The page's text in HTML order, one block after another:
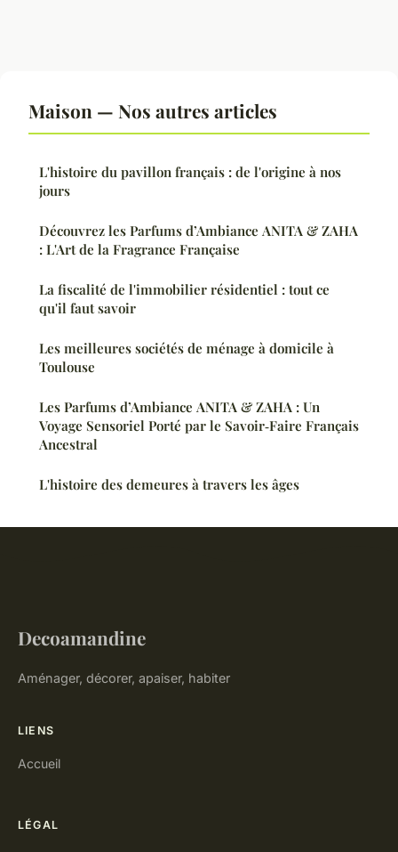
Maison — Nos autres articles
L'histoire du pavillon français : de l'origine à nos
jours
Découvrez les Parfums d’Ambiance ANITA & ZAHA
: L'Art de la Fragrance Française
La fiscalité de l'immobilier résidentiel : tout ce
qu'il faut savoir
Les meilleures sociétés de ménage à domicile à
Toulouse
Les Parfums d’Ambiance ANITA & ZAHA : Un
Voyage Sensoriel Porté par le Savoir‑Faire Français
Ancestral
L'histoire des demeures à travers les âges
Decoamandine
Aménager, décorer, apaiser, habiter
LIENS
Accueil
LÉGAL